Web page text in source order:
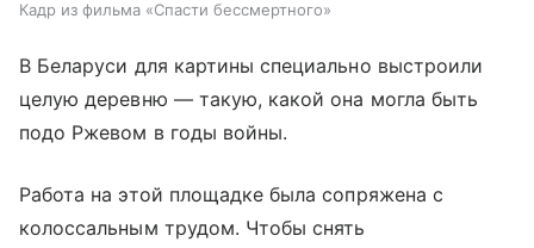
Кадр из фильма «Спасти бессмертного»
В Беларуси для картины специально выстроили
целую деревню — такую, какой она могла быть
подо Ржевом в годы войны.
Работа на этой площадке была сопряжена с
колоссальным трудом. Чтобы снять